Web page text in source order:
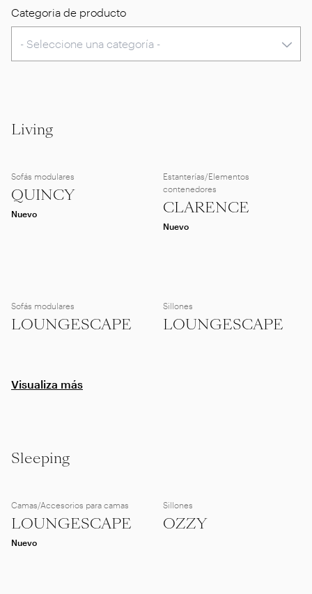
Categoria de producto
Living
Sofás modulares
QUINCY
Nuevo
Estanterías/Elementos
contenedores
CLARENCE
Nuevo
Sofás modulares
LOUNGESCAPE
Sillones
LOUNGESCAPE
Visualiza más
Sleeping
Camas/Accesorios para camas
LOUNGESCAPE
Nuevo
Sillones
OZZY